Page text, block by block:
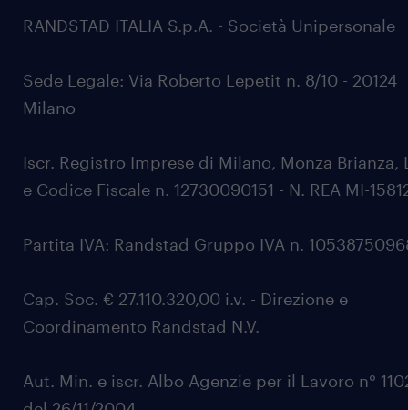
RANDSTAD ITALIA S.p.A. - Società Unipersonale
Sede Legale: Via Roberto Lepetit n. 8/10 - 20124
Milano
Iscr. Registro Imprese di Milano, Monza Brianza,
e Codice Fiscale n. 12730090151 - N. REA MI-
Partita IVA: Randstad Gruppo IVA n.
Cap. Soc. € 27.110.320,00 i.v. - Direzione e
Coordinamento Randstad N.V.
Aut. Min. e iscr. Albo Agenzie per il Lavoro n°